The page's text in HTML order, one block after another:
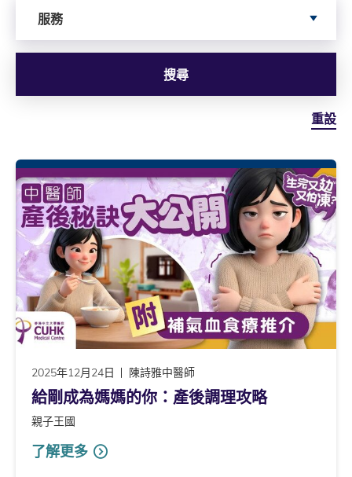
服務
搜尋
重設
2025年12月24日 陳詩雅中醫師
給剛成為媽媽的你：產後調理攻略
親子王國
了解更多